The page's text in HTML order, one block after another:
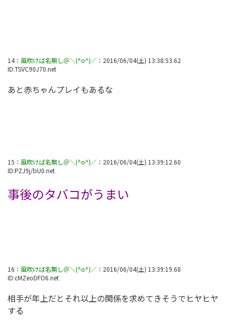
14： 風吹けば名無し＠＼(^o^)／ ： 2016/06/04(土) 13:38:53.62
ID:TSVC90J70.net
あと赤ちゃんプレイもあるな
15 ： 風吹けば名無し＠＼(^o^)／ ： 2016/06/04(土) 13:39:12.60
ID:PZJ9j/bU0.net
事後のタバコがうまい
16 ： 風吹けば名無し＠＼(^o^)／ ： 2016/06/04(土) 13:39:19.68
ID:cMZeoDFO6.net
相手が年上だとそれ以上の関係を求めてきそうでヒヤヒヤ
する